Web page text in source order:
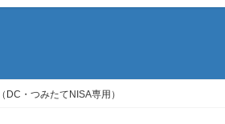
・つみたてNISA専用）